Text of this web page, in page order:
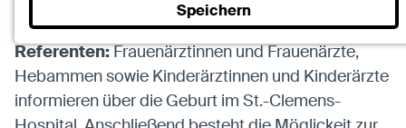
11.06.2026 , 19:00 Uhr
Referenten:Frauenärztinnen und Frauenärzte,
Hebammen sowie Kinderärztinnen und Kinderärzte
informieren über die Geburt im St.-Clemens-
SC.Cookie
Name:mscookie
Zweck: Speichert die vom Benutzer ausgewählten
Cookieeinstellungen.
Speichern